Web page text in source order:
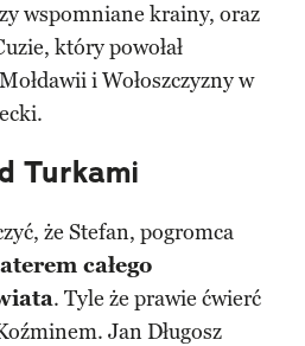
wspomniane krainy, oraz
który powołał
i Wołoszczyzny w
Turkami
że Stefan, pogromca
całego
. Tyle że prawie ćwierć
Jan Długosz